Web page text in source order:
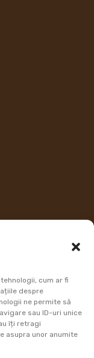
cum ar fi
despre
ne permite să
sau ID-uri unice
îți retragi
asupra unor anumite